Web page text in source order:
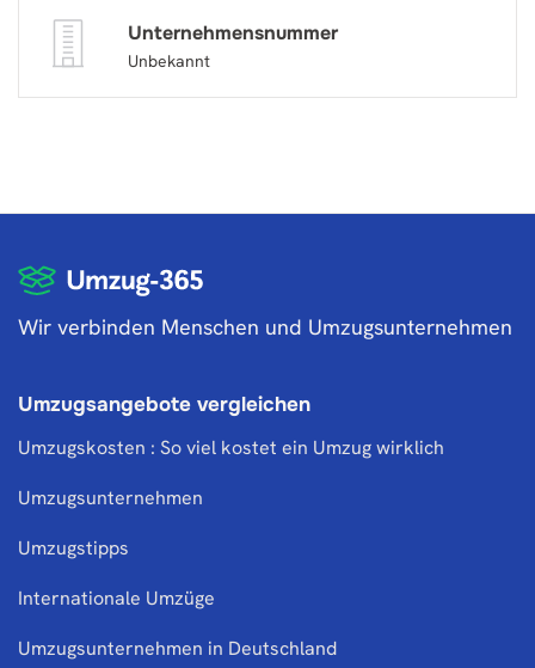
Unternehmensnummer
Unbekannt
Wir verbinden Menschen und Umzugsunternehmen
Umzugsangebote vergleichen
Umzugskosten : So viel kostet ein Umzug wirklich
Umzugsunternehmen
Umzugstipps
Internationale Umzüge
Umzugsunternehmen in Deutschland